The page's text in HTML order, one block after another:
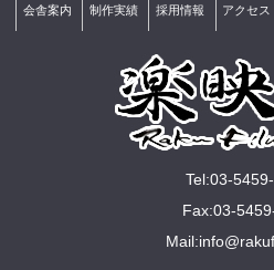
会舎案内 制作実績 採用情報 アクセス
Tel:03-
Fax:03-
Mail: